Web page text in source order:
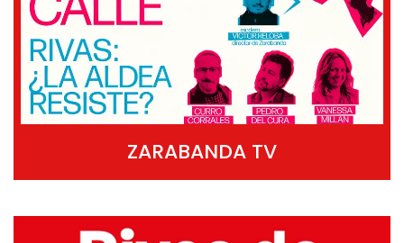
ZARABANDA TV